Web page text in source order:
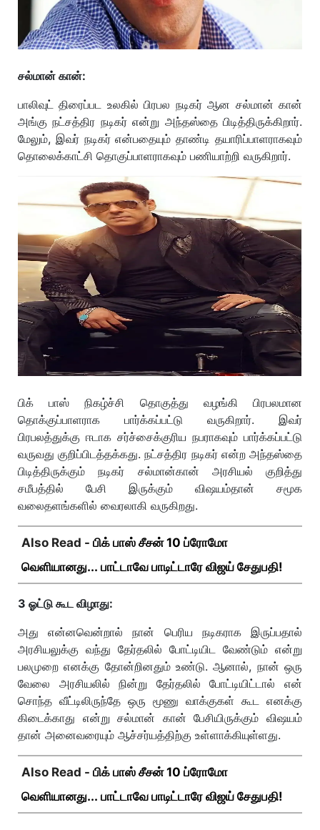
சல்மான் கான்:
பாலிவுட் திரைப்பட உலகில் பிரபல நடிகர் ஆன சல்மான் கான்
அங்கு நட்சத்திர நடிகர் என்று அந்தஸ்தை பிடித்திருக்கிறார்.
மேலும், இவர் நடிகர் என்பதையும் தாண்டி தயாரிப்பாளராகவும்
தொலைக்காட்சி தொகுப்பாளராகவும் பணியாற்றி வருகிறார்.
பிக் பாஸ் நிகழ்ச்சி தொகுத்து வழங்கி பிரபலமான
தொக்குப்பாளராக பார்க்கப்பட்டு வருகிறார். இவர்
பிரபலத்துக்கு ஈடாக சர்ச்சைக்குரிய நபராகவும் பார்க்கப்பட்டு
வருவது குறிப்பிடத்தக்கது. நட்சத்திர நடிகர் என்ற அந்தஸ்தை
பிடித்திருக்கும் நடிகர் சல்மான்கான் அரசியல் குறித்து
சமீபத்தில் பேசி இருக்கும் விஷயம்தான் சமூக
வலைதளங்களில் வைரலாகி வருகிறது.
Also Read - பிக் பாஸ் சீசன் 10 ப்ரோமோ
வெளியானது... பாட்டாவே பாடிட்டாரே விஜய் சேதுபதி!
3 ஓட்டு கூட விழாது:
அது என்னவென்றால் நான் பெரிய நடிகராக இருப்பதால்
அரசியலுக்கு வந்து தேர்தலில் போட்டியிட வேண்டும் என்று
பலமுறை எனக்கு தோன்றினதும் உண்டு. ஆனால், நான் ஒரு
வேலை அரசியலில் நின்று தேர்தலில் போட்டியிட்டால் என்
சொந்த வீட்டிலிருந்தே ஒரு மூணு வாக்குகள் கூட எனக்கு
கிடைக்காது என்று சல்மான் கான் பேசியிருக்கும் விஷயம்
தான் அனைவரையும் ஆச்சர்யத்திற்கு உள்ளாக்கியுள்ளது.
Also Read - பிக் பாஸ் சீசன் 10 ப்ரோமோ
வெளியானது... பாட்டாவே பாடிட்டாரே விஜய் சேதுபதி!